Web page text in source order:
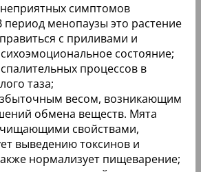
симптомов
период менопаузы это растение
с приливами и
состояние;
процессов в
таза;
весом, возникающим
обмена веществ. Мята
свойствами,
выведению токсинов и
нормализует пищеварение;